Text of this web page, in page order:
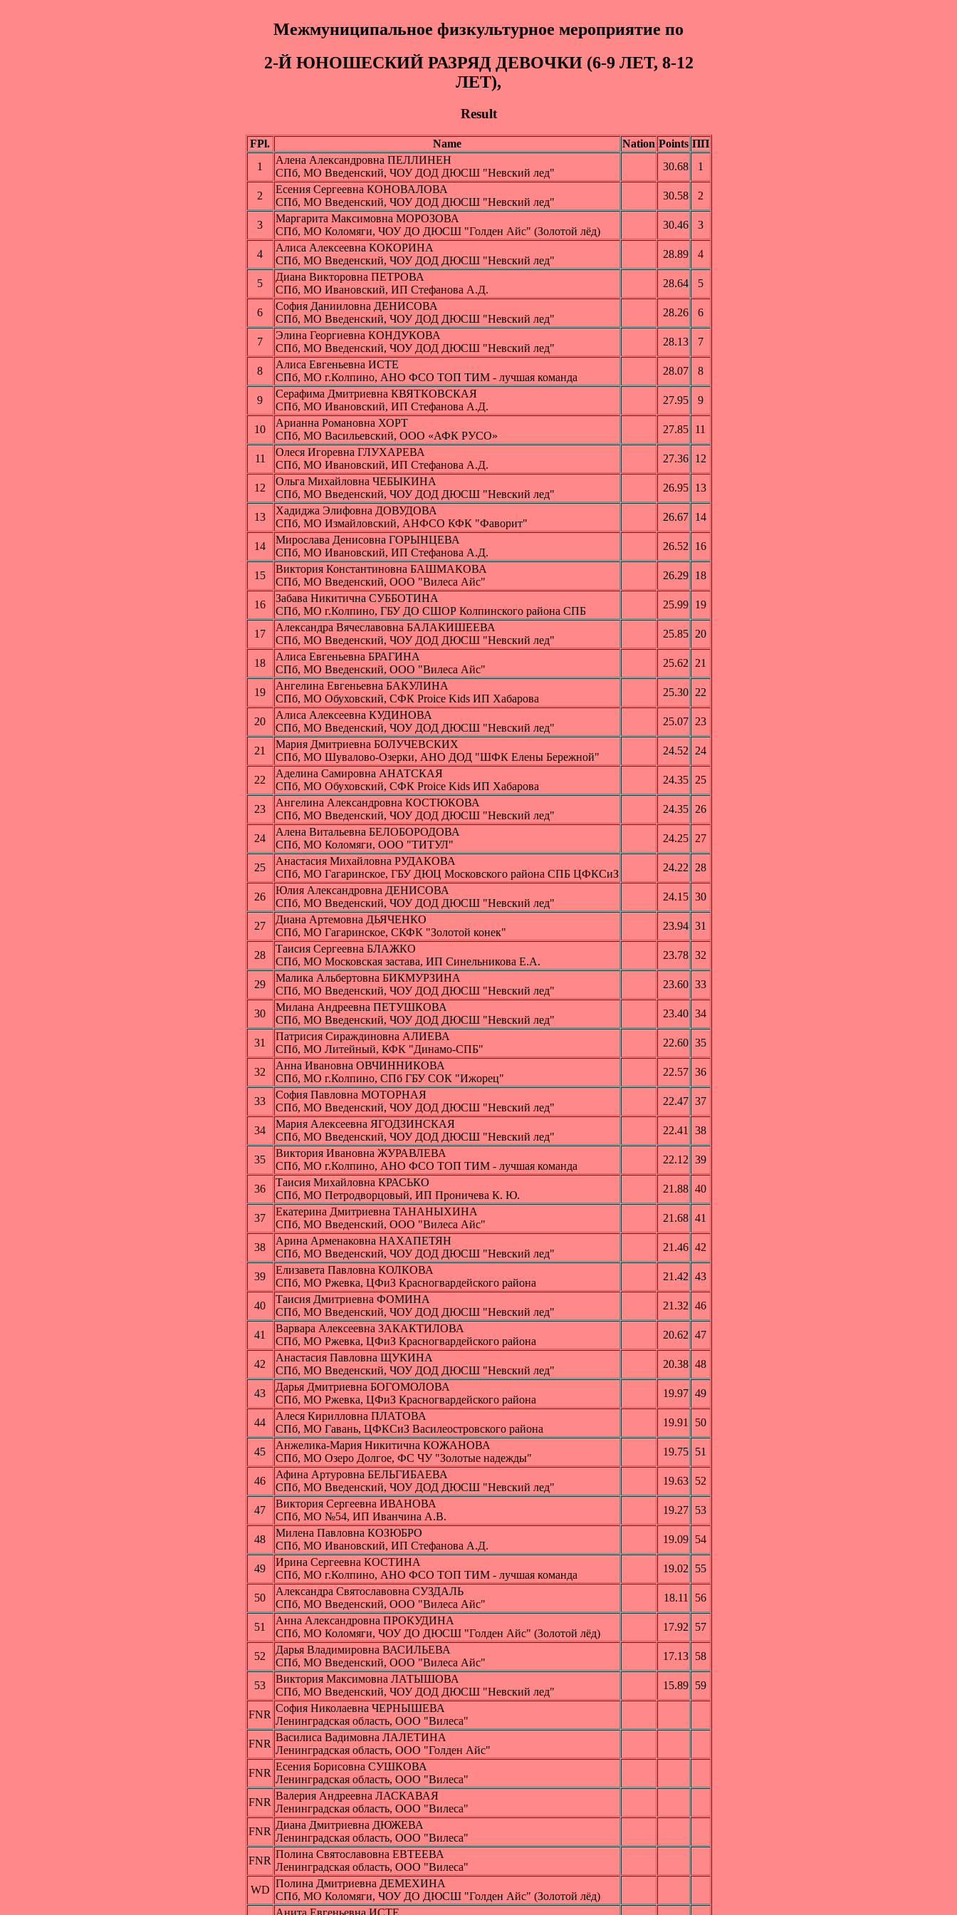
Межмуниципальное физкультурное мероприятие по
2-Й ЮНОШЕСКИЙ РАЗРЯД ДEВOЧКИ (6-9 ЛЕТ, 8-12
ЛЕТ),
Result
FPl. Name Nation Points ПП
1
Алена Александровна ПЕЛЛИНЕН
СПб, МО Введенский, ЧОУ ДОД ДЮСШ "Невский лед"
30.68 1
2
Есения Сергеевна КОНОВАЛОВА
СПб, МО Введенский, ЧОУ ДОД ДЮСШ "Невский лед"
30.58 2
3
Маргарита Максимовна МОРОЗОВА
СПб, МО Коломяги, ЧОУ ДО ДЮСШ "Голден Айс" (Золотой лёд)
30.46 3
4
Алиса Алексеевна КОКОРИНА
СПб, МО Введенский, ЧОУ ДОД ДЮСШ "Невский лед"
28.89 4
5
Диана Викторовна ПЕТРОВА
СПб, МО Ивановский, ИП Стефанова А.Д.
28.64 5
6
София Данииловна ДЕНИСОВА
СПб, МО Введенский, ЧОУ ДОД ДЮСШ "Невский лед"
28.26 6
7
Элина Георгиевна КОНДУКОВА
СПб, МО Введенский, ЧОУ ДОД ДЮСШ "Невский лед"
28.13 7
8
Алиса Евгеньевна ИСТЕ
СПб, МО г.Колпино, АНО ФСО ТОП ТИМ - лучшая команда
28.07 8
9
Серафима Дмитриевна КВЯТКОВСКАЯ
СПб, МО Ивановский, ИП Стефанова А.Д.
27.95 9
10
Арианна Романовна ХОРТ
СПб, МО Васильевский, ООО «АФК РУСО»
27.85 11
11
Олеся Игоревна ГЛУХАРЕВА
СПб, МО Ивановский, ИП Стефанова А.Д.
27.36 12
12
Ольга Михайловна ЧЕБЫКИНА
СПб, МО Введенский, ЧОУ ДОД ДЮСШ "Невский лед"
26.95 13
13
Хадиджа Элифовна ДОВУДОВА
СПб, МО Измайловский, АНФСО КФК "Фаворит"
26.67 14
14
Мирослава Денисовна ГОРЫНЦЕВА
СПб, МО Ивановский, ИП Стефанова А.Д.
26.52 16
15
Виктория Константиновна БАШМАКОВА
СПб, МО Введенский, ООО "Вилеса Айс"
26.29 18
16
Забава Никитична СУББОТИНА
СПб, МО г.Колпино, ГБУ ДО СШОР Колпинского района СПБ
25.99 19
17
Александра Вячеславовна БАЛАКИШЕЕВА
СПб, МО Введенский, ЧОУ ДОД ДЮСШ "Невский лед"
25.85 20
18
Алиса Евгеньевна БРАГИНА
СПб, МО Введенский, ООО "Вилеса Айс"
25.62 21
19
Ангелина Евгеньевна БАКУЛИНА
СПб, МО Обуховский, СФК Proice Kids ИП Хабарова
25.30 22
20
Алиса Алексеевна КУДИНОВА
СПб, МО Введенский, ЧОУ ДОД ДЮСШ "Невский лед"
25.07 23
21
Мария Дмитриевна БОЛУЧЕВСКИХ
СПб, МО Шувалово-Озерки, АНО ДОД "ШФК Елены Бережной"
24.52 24
22
Аделина Самировна АНАТСКАЯ
СПб, МО Обуховский, СФК Proice Kids ИП Хабарова
24.35 25
23
Ангелина Александровна КОСТЮКОВА
СПб, МО Введенский, ЧОУ ДОД ДЮСШ "Невский лед"
24.35 26
24
Алена Витальевна БЕЛОБОРОДОВА
СПб, МО Коломяги, ООО "ТИТУЛ"
24.25 27
25
Анастасия Михайловна РУДАКОВА
СПб, МО Гагаринское, ГБУ ДЮЦ Московского района СПБ ЦФКСиЗ
24.22 28
26
Юлия Александровна ДЕНИСОВА
СПб, МО Введенский, ЧОУ ДОД ДЮСШ "Невский лед"
24.15 30
27
Диана Артемовна ДЬЯЧЕНКО
СПб, МО Гагаринское, СКФК "Золотой конек"
23.94 31
28
Таисия Сергеевна БЛАЖКО
СПб, МО Московская застава, ИП Синельникова Е.А.
23.78 32
29
Малика Альбертовна БИКМУРЗИНА
СПб, МО Введенский, ЧОУ ДОД ДЮСШ "Невский лед"
23.60 33
30
Милана Андреевна ПЕТУШКОВА
СПб, МО Введенский, ЧОУ ДОД ДЮСШ "Невский лед"
23.40 34
31
Патрисия Сираждиновна АЛИЕВА
СПб, МО Литейный, КФК "Динамо-СПБ"
22.60 35
32
Анна Ивановна ОВЧИННИКОВА
СПб, МО г.Колпино, СПб ГБУ СОК "Ижорец"
22.57 36
33
София Павловна МОТОРНАЯ
СПб, МО Введенский, ЧОУ ДОД ДЮСШ "Невский лед"
22.47 37
34
Мария Алексеевна ЯГОДЗИНСКАЯ
СПб, МО Введенский, ЧОУ ДОД ДЮСШ "Невский лед"
22.41 38
35
Виктория Ивановна ЖУРАВЛЕВА
СПб, МО г.Колпино, АНО ФСО ТОП ТИМ - лучшая команда
22.12 39
36
Таисия Михайловна КРАСЬКО
СПб, МО Петродворцовый, ИП Проничева К. Ю.
21.88 40
37
Екатерина Дмитриевна ТАНАНЫХИНА
СПб, МО Введенский, ООО "Вилеса Айс"
21.68 41
38
Арина Арменаковна НАХАПЕТЯН
СПб, МО Введенский, ЧОУ ДОД ДЮСШ "Невский лед"
21.46 42
39
Елизавета Павловна КОЛКОВА
СПб, МО Ржевка, ЦФиЗ Красногвардейского района
21.42 43
40
Таисия Дмитриевна ФОМИНА
СПб, МО Введенский, ЧОУ ДОД ДЮСШ "Невский лед"
21.32 46
41
Варвара Алексеевна ЗАКАКТИЛОВА
СПб, МО Ржевка, ЦФиЗ Красногвардейского района
20.62 47
42
Анастасия Павловна ЩУКИНА
СПб, МО Введенский, ЧОУ ДОД ДЮСШ "Невский лед"
20.38 48
43
Дарья Дмитриевна БОГОМОЛОВА
СПб, МО Ржевка, ЦФиЗ Красногвардейского района
19.97 49
44
Алеся Кирилловна ПЛАТОВА
СПб, МО Гавань, ЦФКСиЗ Василеостровского района
19.91 50
45
Анжелика-Мария Никитична КОЖАНОВА
СПб, МО Озеро Долгое, ФС ЧУ "Золотые надежды"
19.75 51
46
Афина Артуровна БЕЛЬГИБАЕВА
СПб, МО Введенский, ЧОУ ДОД ДЮСШ "Невский лед"
19.63 52
47
Виктория Сергеевна ИВАНОВА
СПб, МО №54, ИП Иванчина А.В.
19.27 53
48
Милена Павловна КОЗЮБРО
СПб, МО Ивановский, ИП Стефанова А.Д.
19.09 54
49
Ирина Сергеевна КОСТИНА
СПб, МО г.Колпино, АНО ФСО ТОП ТИМ - лучшая команда
19.02 55
50
Александра Святославовна СУЗДАЛЬ
СПб, МО Введенский, ООО "Вилеса Айс"
18.11 56
51
Анна Александровна ПРОКУДИНА
СПб, МО Коломяги, ЧОУ ДО ДЮСШ "Голден Айс" (Золотой лёд)
17.92 57
52
Дарья Владимировна ВАСИЛЬЕВА
СПб, МО Введенский, ООО "Вилеса Айс"
17.13 58
53
Виктория Максимовна ЛАТЫШОВА
СПб, МО Введенский, ЧОУ ДОД ДЮСШ "Невский лед"
15.89 59
FNR
София Николаевна ЧЕРНЫШЕВА
Ленинградская область, ООО "Вилеса"
FNR
Василиса Вадимовна ЛАЛЕТИНА
Ленинградская область, ООО "Голден Айс"
FNR
Есения Борисовна СУШКОВА
Ленинградская область, ООО "Вилеса"
FNR
Валерия Андреевна ЛАСКАВАЯ
Ленинградская область, ООО "Вилеса"
FNR
Диана Дмитриевна ДЮЖЕВА
Ленинградская область, ООО "Вилеса"
FNR
Полина Святославовна ЕВТЕЕВА
Ленинградская область, ООО "Вилеса"
WD
Полина Дмитриевна ДЕМЕХИНА
СПб, МО Коломяги, ЧОУ ДО ДЮСШ "Голден Айс" (Золотой лёд)